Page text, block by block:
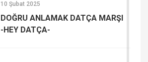
10 Şubat 2025
DOĞRU ANLAMAK DATÇA MARŞI
-HEY DATÇA-